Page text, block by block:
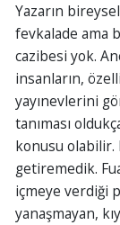
Yazarın
fevkalade ama
cazibesi yok.
insanların,
yayınevlerini
tanıması
konusu olabilir.
getiremedik.
içmeye verdiği
yanaşmayan,